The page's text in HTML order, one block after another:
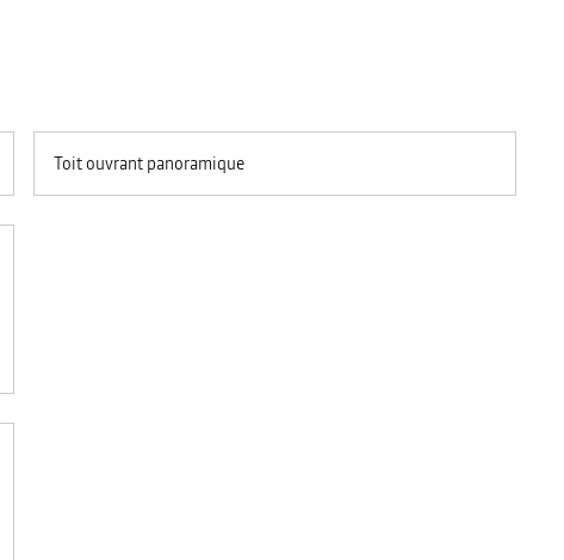
Toit ouvrant panoramique